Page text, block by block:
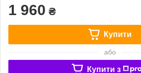
1 960 ₴
Купити
або
Купити з